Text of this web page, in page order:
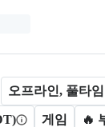
여하는 회사 정
오프라인, 풀타임
게임 🔥